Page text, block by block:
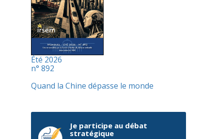
Été 2026
n° 892
Quand la Chine dépasse le monde
Je participe au débat
stratégique